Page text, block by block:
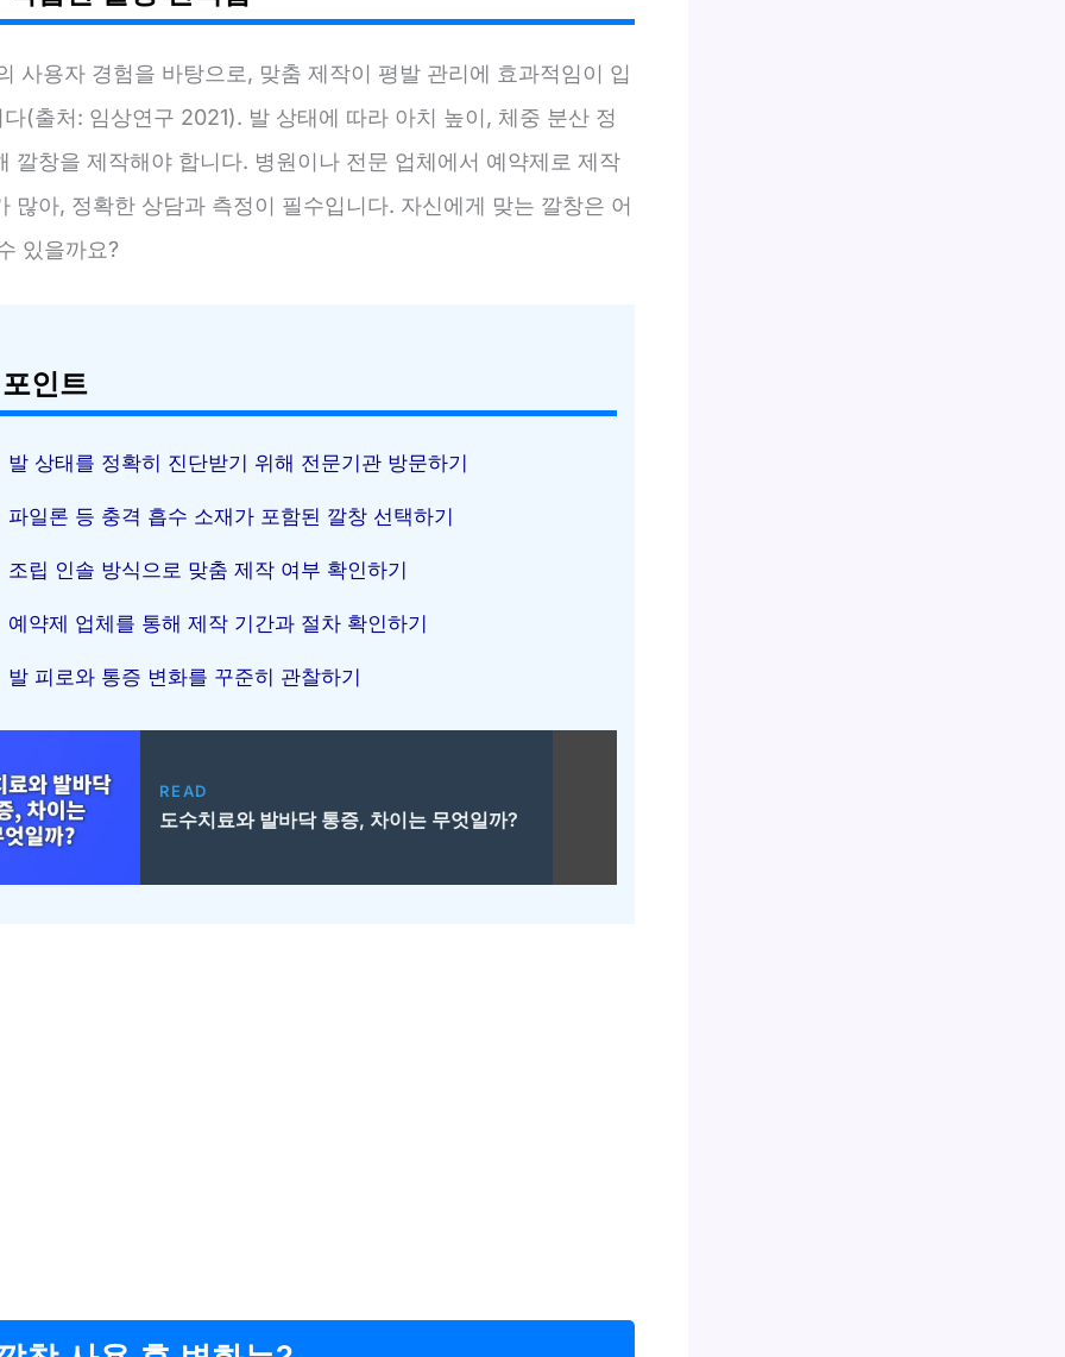
사용자 경험을 바탕으로, 맞춤 제작이 평발 관리에 효과적임이 입
(출처: 임상연구 2021). 발 상태에 따라 아치 높이, 체중 분산 정
깔창을 제작해야 합니다. 병원이나 전문 업체에서 예약제로 제작
많아, 정확한 상담과 측정이 필수입니다. 자신에게 맞는 깔창은 어
있을까요?
인트
발 상태를 정확히 진단받기 위해 전문기관 방문하기
파일론 등 충격 흡수 소재가 포함된 깔창 선택하기
조립 인솔 방식으로 맞춤 제작 여부 확인하기
예약제 업체를 통해 제작 기간과 절차 확인하기
발 피로와 통증 변화를 꾸준히 관찰하기
READ
도수치료와 발바닥 통증, 차이는 무엇일까?